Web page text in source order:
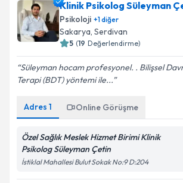
Klinik Psikolog Süleyman
Psikoloji +1diğer
Sakarya, Serdivan
5 (19 Değerlendirme)
Süleyman hocam profesyonel. . Bilişsel
Terapi (BDT) yöntemi ile...
Adres 1 Online Görüşme
Özel Sağlık Meslek Hizmet Birimi Klinik
Psikolog Süleyman Çetin
İstiklal Mahallesi Bulut Sokak No:9 D:204